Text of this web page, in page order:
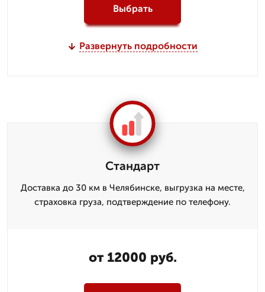
Выбрать
Развернуть подробности
Стандарт
Доставка до 30 км в Челябинске, выгрузка на месте,
страховка груза, подтверждение по телефону.
от 12000 руб.